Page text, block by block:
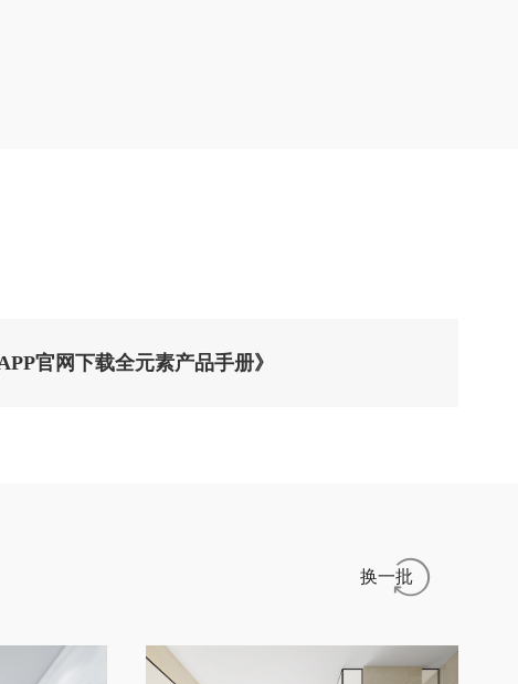
官网下载全元素产品手册》
换一批